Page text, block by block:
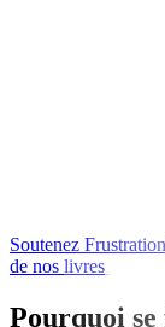
Soutenez Frustration
de nos livres
Pourquoi